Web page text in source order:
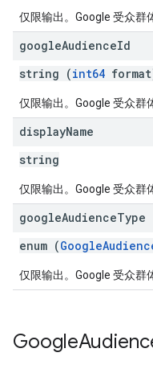
仅限输出。Google 受众群
googleAudienceId
string (int64
仅限输出。Google 受众群
displayName
string
仅限输出。Google 受众群
googleAudienceType
enum (
仅限输出。Google 受众群
Google